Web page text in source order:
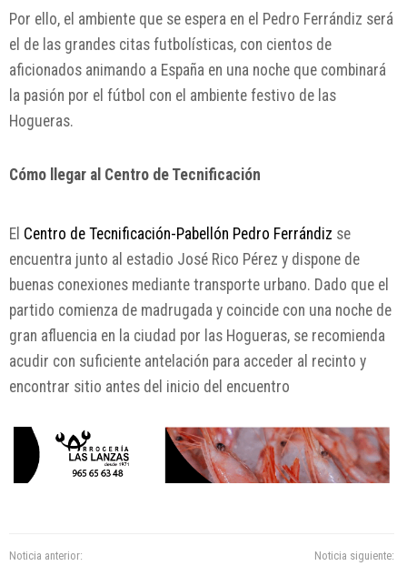
Por ello, el ambiente que se espera en el Pedro Ferrándiz será
el de las grandes citas futbolísticas, con cientos de
aficionados animando a España en una noche que combinará
la pasión por el fútbol con el ambiente festivo de las
Hogueras.
Cómo llegar al Centro de Tecnificación
El Centro de Tecnificación-Pabellón Pedro Ferrándiz se
encuentra junto al estadio José Rico Pérez y dispone de
buenas conexiones mediante transporte urbano. Dado que el
partido comienza de madrugada y coincide con una noche de
gran afluencia en la ciudad por las Hogueras, se recomienda
acudir con suficiente antelación para acceder al recinto y
encontrar sitio antes del inicio del encuentro
Noticia anterior: Noticia siguiente: